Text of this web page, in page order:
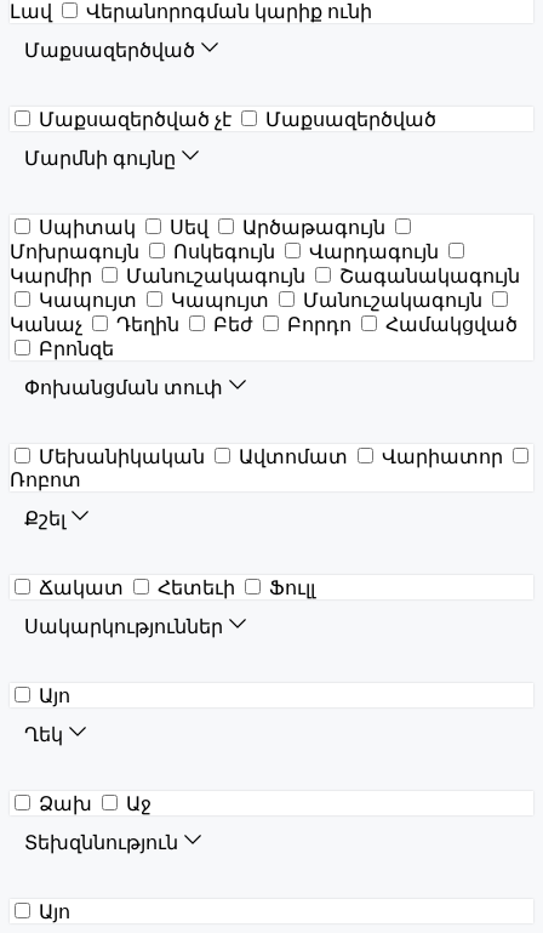
Լավ
Վերանորոգման կարիք ունի
Մաքսազերծված
Մաքսազերծված չէ
Մաքսազերծված
Մարմնի գույնը
Սպիտակ Սեվ
Արծաթագույն
Մոխրագույն
Ոսկեգույն
Վարդագույն
Կարմիր
Մանուշակագույն
Շագանակագույն
Կապույտ
Կապույտ
Մանուշակագույն
Կանաչ
Դեղին Բեժ Բորդո
Համակցված
Բրոնզե
Փոխանցման տուփ
Մեխանիկական Ավտոմատ
Վարիատոր
Ռոբոտ
Քշել
Ճակատ Հետեւի
Ֆուլլ
Սակարկություններ
Այո
Ղեկ
Ձախ
Աջ
Տեխզննություն
Այո